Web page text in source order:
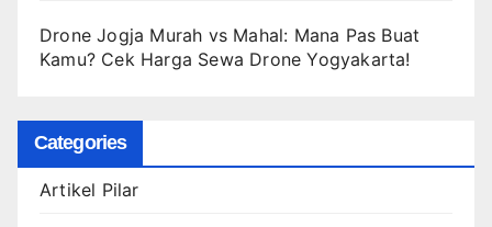
Drone Jogja Murah vs Mahal: Mana Pas Buat
Kamu? Cek Harga Sewa Drone Yogyakarta!
Categories
Artikel Pilar